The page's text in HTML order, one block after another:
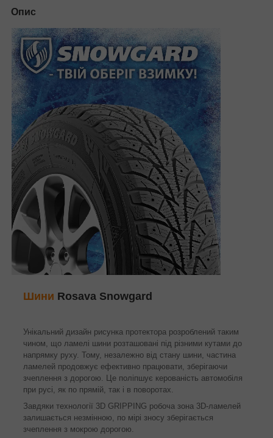
Опис
Шини Rosava Snowgard
Унікальний дизайн рисунка протектора розроблений таким
чином, що ламелі шини розташовані під різними кутами до
напрямку руху. Тому, незалежно від стану шини, частина
ламелей продовжує ефективно працювати, зберігаючи
зчеплення з дорогою. Це поліпшує керованість автомобіля
при русі, як по прямій, так і в поворотах.
Завдяки технології 3D GRIPPING робоча зона 3D-ламелей
залишається незмінною, по мірі зносу зберігається
зчеплення з мокрою дорогою.